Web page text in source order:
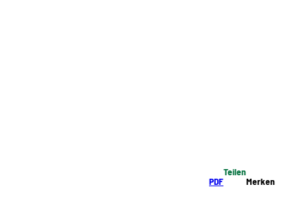
PDF
Teilen
Merken